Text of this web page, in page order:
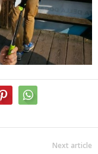
Next article